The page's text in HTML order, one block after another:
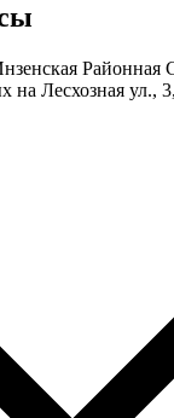
Районная
Лесхозная ул.,